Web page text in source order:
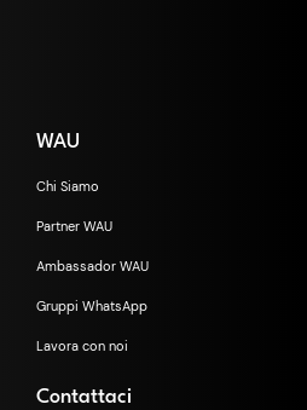
WAU
Chi Siamo
Partner WAU
Ambassador WAU
Gruppi WhatsApp
Lavora con noi
Contattaci